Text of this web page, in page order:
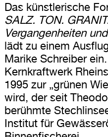
Das künstlerische
SALZ. TON.
Vergangenheiten
lädt zu einem
Marike Schreiber
Kernkraftwerk
1995 zur „grünen
wird, der seit
berühmte
Institut für